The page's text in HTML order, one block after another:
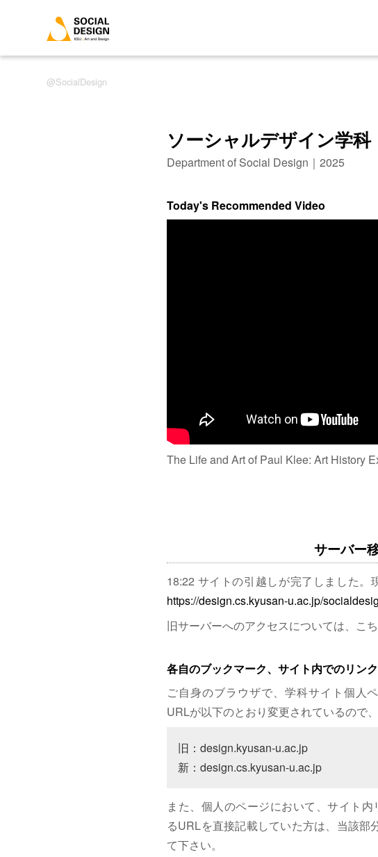
SocialDesign
ソーシャルデザイン学科
Department of Social Design｜2025
Today's Recommended Video
The Life and Art of Paul Klee: Art History
サーバー
18:22 サイトの引越しが完了しました。
https://design.cs.kyusan-u.ac.jp/
旧サーバーへのアクセスについては、こ
各自のブックマーク、サイト内でのリン
ご自身のブラウザで、学科サイト個人
URLが以下のとおり変更されているので
旧：design.kyusan-u.ac.jp
新：design.cs.kyusan-u.ac.jp
また、個人のページにおいて、サイト
るURLを直接記載していた方は、当該部
て下さい。